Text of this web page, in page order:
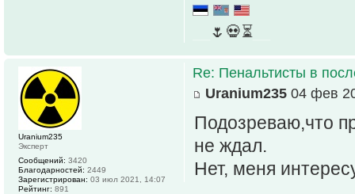
🌷💀⏳
Re: Пенальтисты в
Uranium235 04 фев
Подозреваю,что
не ждал.
Нет, меня
Uranium235
Эксперт
Сообщений: 3420
Благодарностей: 2449
Зарегистрирован: 03 июл 2021, 14:07
Рейтинг: 891